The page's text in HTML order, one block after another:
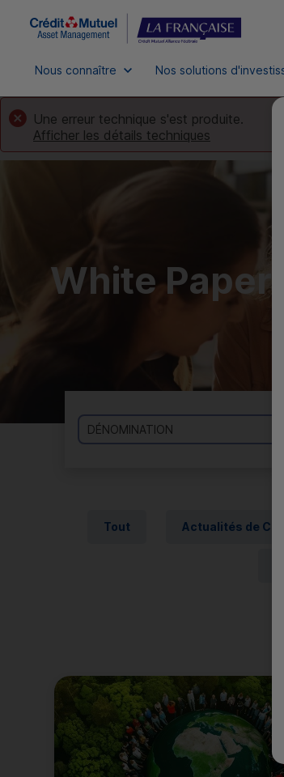
Nous connaître Nos solutions
Une erreur technique s'est produite.
Afficher les détails techniques
White Paper
Tout Actualités de